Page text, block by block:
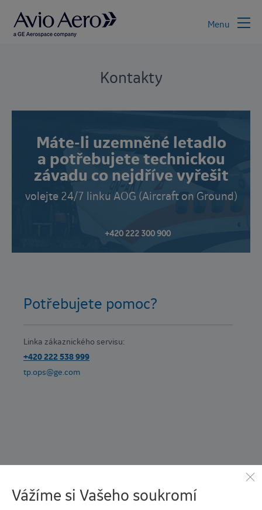
Menu
Kontakty
Máte-li uzemněné letadlo
a potřebujete technickou
závadu co nejdříve vyřešit
volejte 24/7 linku AOG (Aircraft on Ground)
+420 222 300 900
Potřebujete pomoc?
Linka zákaznického servisu:
+420 222 538 999
tp.ops@ge.com
Vážíme si Vašeho soukromí